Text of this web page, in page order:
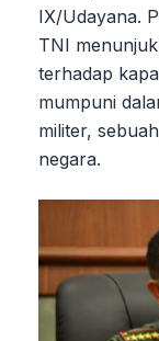
IX/Udayana.
TNI
terhadap
mumpuni
militer,
negara.